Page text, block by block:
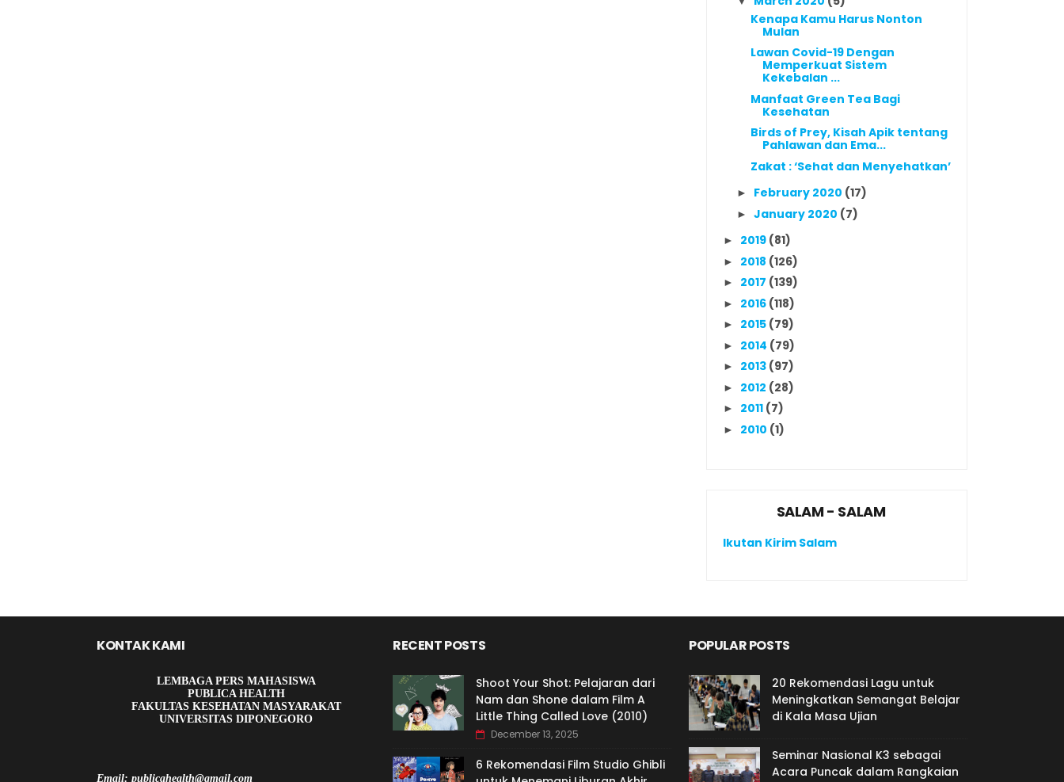
Kenapa Kamu Harus Nonton
Mulan
Lawan Covid-19 Dengan
Memperkuat Sistem
Kekebalan ...
Manfaat Green Tea Bagi
Kesehatan
Birds of Prey, Kisah Apik tentang
Pahlawan dan Ema...
Zakat : ‘Sehat dan Menyehatkan’
► February 2020 (17)
► January 2020 (7)
► 2019 (81)
► 2018 (126)
► 2017 (139)
► 2016 (118)
► 2015 (79)
► 2014 (79)
► 2013 (97)
► 2012 (28)
► 2011 (7)
► 2010 (1)
SALAM - SALAM
Ikutan Kirim Salam
KONTAK KAMI
LEMBAGA PERS MAHASISWA
PUBLICA HEALTH
FAKULTAS KESEHATAN MASYARAKAT
UNIVERSITAS DIPONEGORO
Email: publicahealth@gmail.com
RECENT POSTS
Shoot Your Shot: Pelajaran dari
Nam dan Shone dalam Film A
Little Thing Called Love (2010)
December 13, 2025
6 Rekomendasi Film Studio Ghibli
POPULAR POSTS
20 Rekomendasi Lagu untuk
Meningkatkan Semangat Belajar
di Kala Masa Ujian
Seminar Nasional K3 sebagai
Acara Puncak dalam Rangkaian